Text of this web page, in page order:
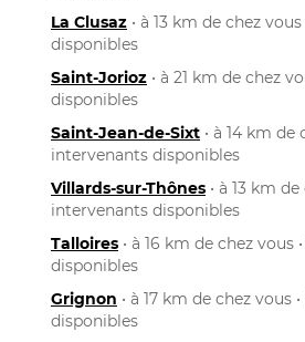
La Clusaz • à 13 km de chez
disponibles
Saint-Jorioz • à 21 km de chez
disponibles
Saint-Jean-de-Sixt • à 14 km de
intervenants disponibles
Villards-sur-Thônes • à 13 km de
intervenants disponibles
Talloires • à 16 km de chez vous
disponibles
Grignon • à 17 km de chez vous
disponibles